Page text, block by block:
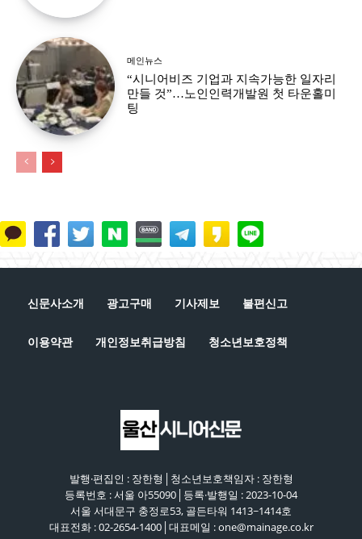
메인뉴스
“시니어비즈 기업과 지속가능한 일자리
만들 것”…노인인력개발원 첫 타운홀미
팅
신문사소개 광고구매 기사제보 불편신고
이용약관 개인정보취급방침 청소년보호정책
발행·편집인 : 장한형│청소년보호책임자 : 장한형
등록번호 : 서울 아55090│등록·발행일 : 2023-10-04
서울 서대문구 충정로53, 골든타워 1413~1414호
대표전화 : 02-2654-1400│대표메일 : one@mainage.co.kr